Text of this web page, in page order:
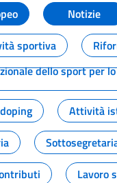
Notizie
sportiva
dello sport per
Attività
Lavoro